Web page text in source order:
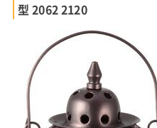
型 2062 2120